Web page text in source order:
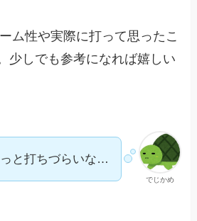
ム性や実際に打って思ったこ
少しでも参考になれば嬉しい
でじかめ
と打ちづらいな…